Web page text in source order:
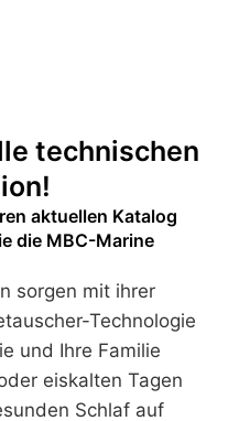
technischen
aktuellen Katalog
die MBC-Marine
sorgen mit ihrer
Technologie
und Ihre Familie
eiskalten Tagen
Schlaf auf